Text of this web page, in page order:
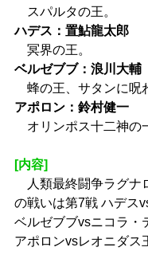
スパルタの王。
ハデス：置鮎龍太郎
冥界の王。
ベルゼブブ：浪川大輔
蜂の王、サタンに呪
アポロン：鈴村健一
オリンポス十二神の
[内容]
人類最終闘争ラグナ
の戦いは第7戦 ハデス
ベルゼブブvsニコラ・
アポロンvsレオニダス